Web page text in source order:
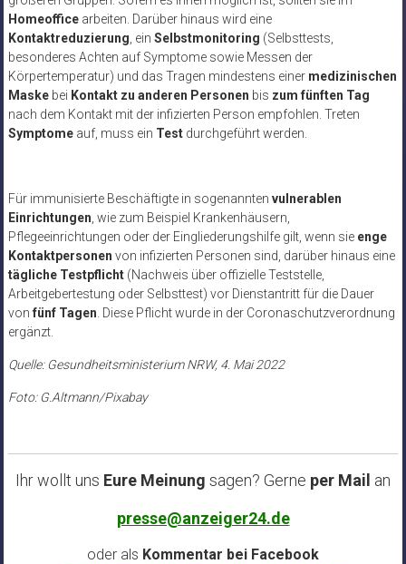
Homeofficearbeiten. Darüber hinaus wird eine
Kontaktreduzierung , ein Selbstmonitoring (Selbsttests,
besonderes Achten auf Symptome sowie Messen der
Körpertemperatur) und das Tragen mindestens einer medizinischen
Maskebei Kontakt zu anderen Personen bis zum fünften Tag
nach dem Kontakt mit der infizierten Person empfohlen. Treten
Symptomeauf, muss ein Testdurchgeführt werden.
Für immunisierte Beschäftigte in sogenannten vulnerablen
Einrichtungen , wie zum Beispiel Krankenhäusern,
Pflegeeinrichtungen oder der Eingliederungshilfe gilt, wenn sie enge
Kontaktpersonen von infizierten Personen sind, darüber hinaus eine
tägliche Testpflicht(Nachweis über offizielle Teststelle,
Arbeitgebertestung oder Selbsttest) vor Dienstantritt für die Dauer
von fünf Tagen . Diese Pflicht wurde in der Coronaschutzverordnung
ergänzt.
Quelle: Gesundheitsministerium NRW, 4. Mai 2022
Foto: G.Altmann/Pixabay
Ihr wollt uns Eure Meinung sagen? Gerne per Mail an
presse@anzeiger24.de
oder als Kommentar bei Facebook